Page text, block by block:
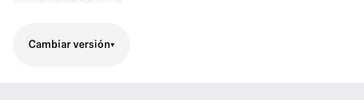
Cambiar versión